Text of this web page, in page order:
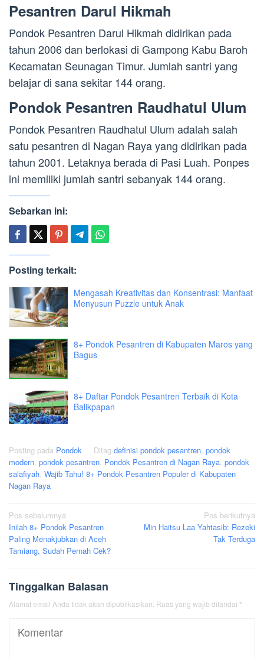
Pesantren Darul Hikmah
Pondok Pesantren Darul Hikmah didirikan pada
tahun 2006 dan berlokasi di Gampong Kabu Baroh
Kecamatan Seunagan Timur. Jumlah santri yang
belajar di sana sekitar 144 orang.
Pondok Pesantren Raudhatul Ulum
Pondok Pesantren Raudhatul Ulum adalah salah
satu pesantren di Nagan Raya yang didirikan pada
tahun 2001. Letaknya berada di Pasi Luah. Ponpes
ini memiliki jumlah santri sebanyak 144 orang.
Sebarkan ini:
Posting terkait:
Mengasah Kreativitas dan Konsentrasi: Manfaat
Menyusun Puzzle untuk Anak
8+ Pondok Pesantren di Kabupaten Maros yang
Bagus
8+ Daftar Pondok Pesantren Terbaik di Kota
Balikpapan
Posting pada Pondok Ditag definisi pondok pesantren pondok
modern pondok pesantren Pondok Pesantren di Nagan Raya pondok
salafiyah Wajib Tahu! 8+ Pondok Pesantren Populer di Kabupaten
Nagan Raya
Navigasi
pos
Pos sebelumnya
Inilah 8+ Pondok Pesantren
Paling Menakjubkan di Aceh
Tamiang, Sudah Pernah Cek?
Pos berikutnya
Min Haitsu Laa Yahtasib: Rezeki
Tak Terduga
Tinggalkan Balasan
Alamat email Anda tidak akan dipublikasikan. Ruas yang wajib ditandai *